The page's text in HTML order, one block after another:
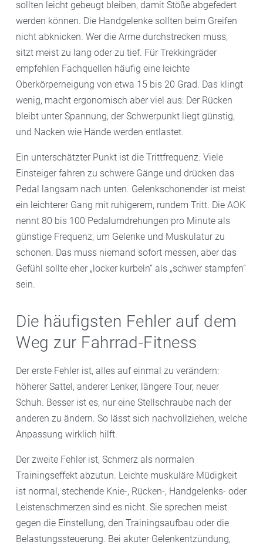
sollten leicht gebeugt bleiben, damit Stöße abgefedert
werden können. Die Handgelenke sollten beim Greifen
nicht abknicken. Wer die Arme durchstrecken muss,
sitzt meist zu lang oder zu tief. Für Trekkingräder
empfehlen Fachquellen häufig eine leichte
Oberkörperneigung von etwa 15 bis 20 Grad. Das klingt
wenig, macht ergonomisch aber viel aus: Der Rücken
bleibt unter Spannung, der Schwerpunkt liegt günstig,
und Nacken wie Hände werden entlastet.
Ein unterschätzter Punkt ist die Trittfrequenz. Viele
Einsteiger fahren zu schwere Gänge und drücken das
Pedal langsam nach unten. Gelenkschonender ist meist
ein leichterer Gang mit ruhigerem, rundem Tritt. Die AOK
nennt 80 bis 100 Pedalumdrehungen pro Minute als
günstige Frequenz, um Gelenke und Muskulatur zu
schonen. Das muss niemand sofort messen, aber das
Gefühl sollte eher „locker kurbeln“ als „schwer stampfen“
sein.
Die häufigsten Fehler auf dem
Weg zur Fahrrad-Fitness
Der erste Fehler ist, alles auf einmal zu verändern:
höherer Sattel, anderer Lenker, längere Tour, neuer
Schuh. Besser ist es, nur eine Stellschraube nach der
anderen zu ändern. So lässt sich nachvollziehen, welche
Anpassung wirklich hilft.
Der zweite Fehler ist, Schmerz als normalen
Trainingseffekt abzutun. Leichte muskuläre Müdigkeit
ist normal, stechende Knie-, Rücken-, Handgelenks- oder
Leistenschmerzen sind es nicht. Sie sprechen meist
gegen die Einstellung, den Trainingsaufbau oder die
Belastungssteuerung. Bei akuter Gelenkentzündung,